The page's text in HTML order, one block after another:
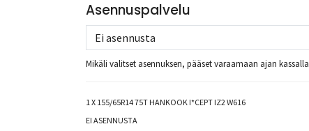
Asennuspalvelu
Mikäli valitset asennuksen, pääset varaamaan ajan kassalla
1X 155/65R14 75T HANKOOK I*CEPT IZ2 W616
EI ASENNUSTA